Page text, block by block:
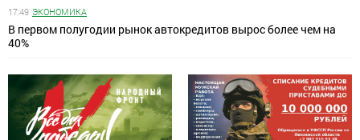
17:49 ЭКОНОМИКА
В первом полугодии рынок автокредитов вырос более чем на
40%